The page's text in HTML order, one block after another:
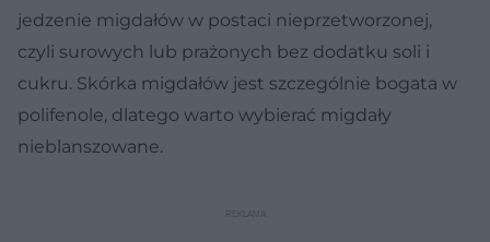
jedzenie migdałów w postaci nieprzetworzonej,
czyli surowych lub prażonych bez dodatku soli i
cukru. Skórka migdałów jest szczególnie bogata w
polifenole, dlatego warto wybierać migdały
nieblanszowane.